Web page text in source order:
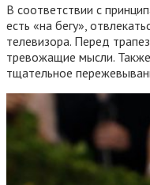
В соответствии с
есть «на бегу»,
телевизора. Перед
тревожащие мысли.
тщательное